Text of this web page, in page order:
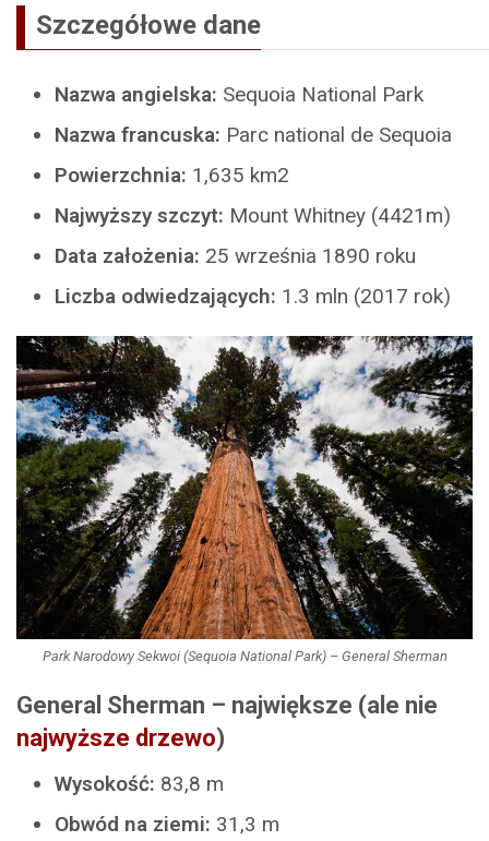
Szczegółowe dane
Nazwa angielska: Sequoia National Park
Nazwa francuska: Parc national de Sequoia
Powierzchnia: 1,635 km2
Najwyższy szczyt: Mount Whitney (4421m)
Data założenia: 25 września 1890 roku
Liczba odwiedzających: 1.3 mln (2017 rok)
Park Narodowy Sekwoi (Sequoia National Park) – General Sherman
General Sherman – największe (ale nie
najwyższe drzewo)
Wysokość: 83,8 m
Obwód na ziemi: 31,3 m